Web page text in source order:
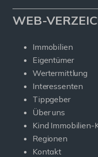
WEB-
Immobilien
Eigentümer
Wertermittlung
Interessenten
Tippgeber
Über uns
Kind Immobilien-
Regionen
Kontakt